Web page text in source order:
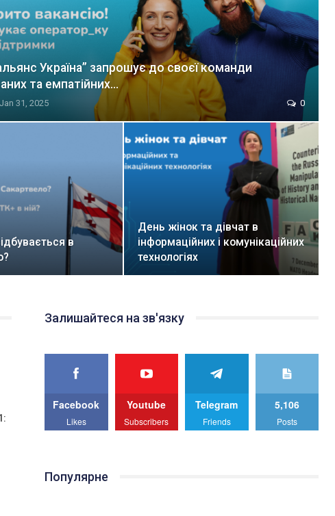
Україна” запрошує до своєї команди
та емпатійних…
Jan 31, 2025 0
в
День жінок та дівчат в
інформаційних і комунікаційних
технологіях
Залишайтеся на зв'язку
Facebook
Likes
Youtube
Subscribers
Telegram
Friends
5,106
Posts
Популярне